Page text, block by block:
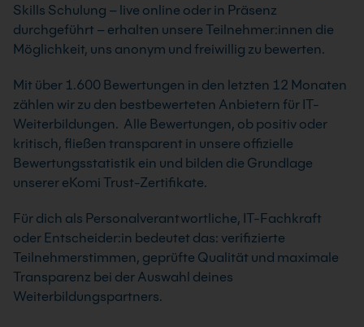
Skills Schulung – live online oder in Präsenz
durchgeführt – erhalten unsere Teilnehmer:innen die
Möglichkeit, uns anonym und freiwillig zu bewerten.
Mit über 1.600 Bewertungen in den letzten 12 Monaten
zählen wir zu den bestbewerteten Anbietern für IT-
Weiterbildungen. Alle Bewertungen, ob positiv oder
kritisch, fließen transparent in unsere offizielle
Bewertungsstatistik ein und bilden die Grundlage
unserer eKomi Trust-Zertifikate.
Für dich als Personalverantwortliche, IT-Fachkraft
oder Entscheider:in bedeutet das: verifizierte
Teilnehmerstimmen, geprüfte Qualität und maximale
Transparenz bei der Auswahl deines
Weiterbildungspartners.